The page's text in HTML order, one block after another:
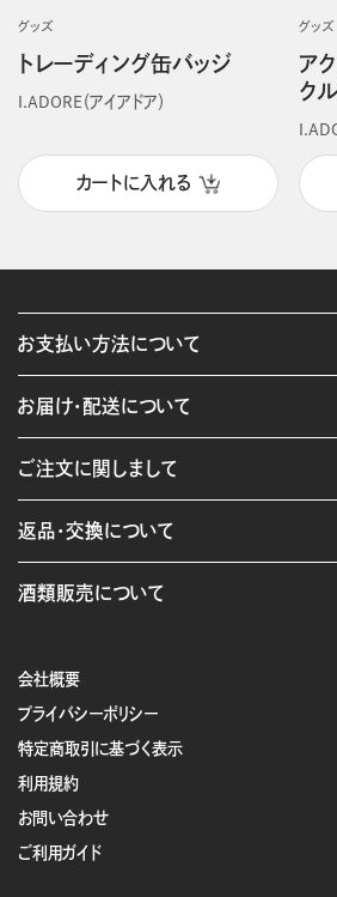
グッズ
トレーディング缶バッジ
I.ADORE（アイアドア）
カートに入れる
グッズ
ア
クル
会社概要
プライバシーポリシー
特定商取引に基づく表示
利用規約
お問い合わせ
ご利用ガイド
お支払い方法について
お届け・配送について
ご注文に関しまして
返品・交換について
酒類販売について